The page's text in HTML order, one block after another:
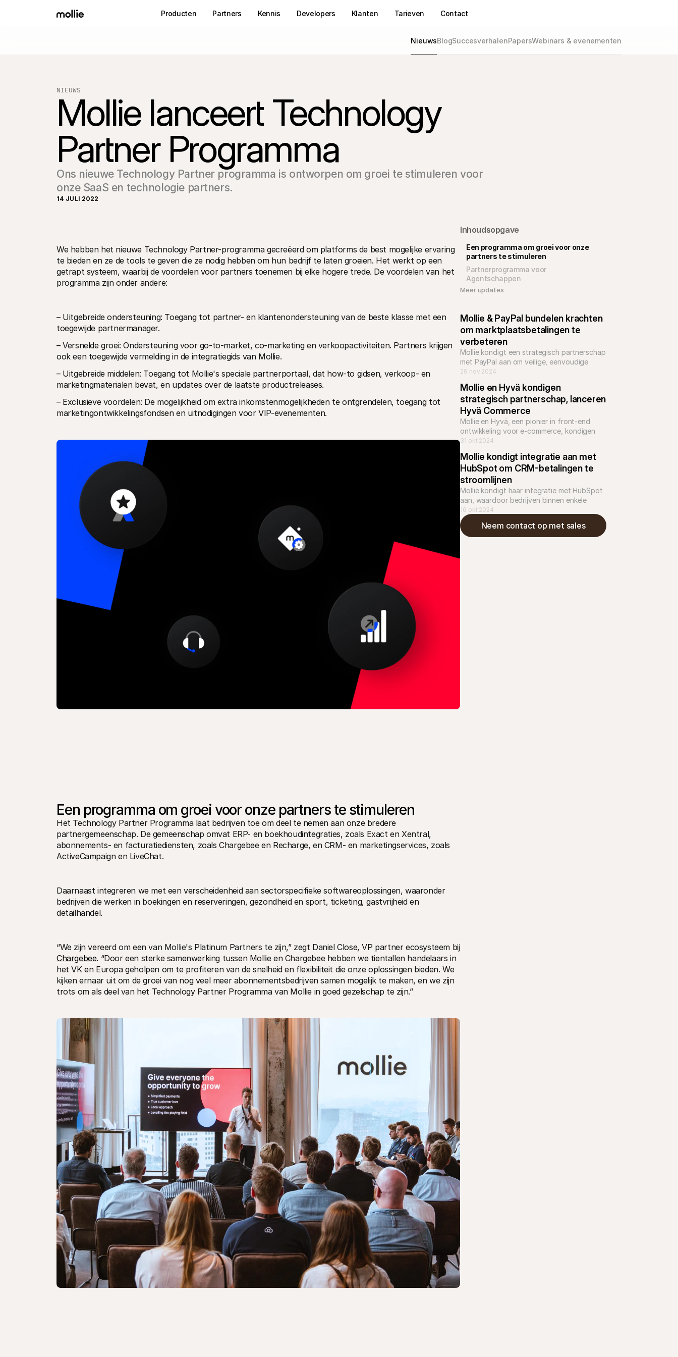
Producten Partners Kennis Developers Klanten Tarieven Contact
NieuwsBlogSuccesverhalenPapersWebinars & evenementen
NIEUWS
Mollie lanceert Technology
Partner Programma
Ons nieuwe Technology Partner programma is ontworpen om groei te stimuleren voor
onze SaaS en technologie partners.
14 JULI 2022
We hebben het nieuwe Technology Partner-programma gecreëerd om platforms de best mogelijke ervaring
te bieden en ze de tools te geven die ze nodig hebben om hun bedrijf te laten groeien. Het werkt op een
getrapt systeem, waarbij de voordelen voor partners toenemen bij elke hogere trede. De voordelen van het
programma zijn onder andere:
– Uitgebreide ondersteuning: Toegang tot partner- en klantenondersteuning van de beste klasse met een
toegewijde partnermanager.
– Versnelde groei: Ondersteuning voor go-to-market, co-marketing en verkoopactiviteiten. Partners krijgen
ook een toegewijde vermelding in de integratiegids van Mollie.
– Uitgebreide middelen: Toegang tot Mollie's speciale partnerportaal, dat how-to gidsen, verkoop- en
marketingmaterialen bevat, en updates over de laatste productreleases.
– Exclusieve voordelen: De mogelijkheid om extra inkomstenmogelijkheden te ontgrendelen, toegang tot
marketingontwikkelingsfondsen en uitnodigingen voor VIP-evenementen.
Een programma om groei voor onze partners te stimuleren
Het Technology Partner Programma laat bedrijven toe om deel te nemen aan onze bredere
partnergemeenschap. De gemeenschap omvat ERP- en boekhoudintegraties, zoals Exact en Xentral,
abonnements- en facturatiediensten, zoals Chargebee en Recharge, en CRM- en marketingservices, zoals
ActiveCampaign en LiveChat.
Daarnaast integreren we met een verscheidenheid aan sectorspecifieke softwareoplossingen, waaronder
bedrijven die werken in boekingen en reserveringen, gezondheid en sport, ticketing, gastvrijheid en
detailhandel.
“We zijn vereerd om een van Mollie's Platinum Partners te zijn,” zegt Daniel Close, VP partner ecosysteem bij
Chargebee. “Door een sterke samenwerking tussen Mollie en Chargebee hebben we tientallen handelaars in
het VK en Europa geholpen om te profiteren van de snelheid en flexibiliteit die onze oplossingen bieden. We
kijken ernaar uit om de groei van nog veel meer abonnementsbedrijven samen mogelijk te maken, en we zijn
trots om als deel van het Technology Partner Programma van Mollie in goed gezelschap te zijn.”
Inhoudsopgave
Een programma om groei voor onze
partners te stimuleren
Partnerprogramma voor
Agentschappen
Meer updates
Mollie & PayPal bundelen krachten
om marktplaatsbetalingen te
verbeteren
Mollie kondigt een strategisch partnerschap
met PayPal aan om veilige, eenvoudige
betaaloplossingen voor
26 nov 2024
Mollie en Hyvä kondigen
strategisch partnerschap, lanceren
Hyvä Commerce
Mollie en Hyvä, een pionier in front-end
ontwikkeling voor e-commerce, kondigen
enthousiast een strategisch partnerschap
31 okt 2024
Mollie kondigt integratie aan met
HubSpot om CRM-betalingen te
stroomlijnen
Mollie kondigt haar integratie met HubSpot
aan, waardoor bedrijven binnen enkele
seconden betalingen rechtstreeks vanuit
HubSpot kunnen initiëren en bijhouden.
16 okt 2024
Neem contact op met sales